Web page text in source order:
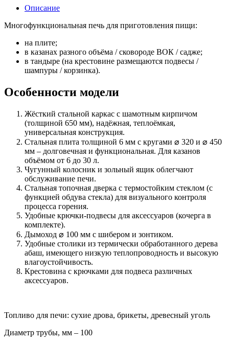
Описание
Многофункциональная печь для приготовления пищи:
на плите;
в казанах разного объёма / сковороде ВОК / садже;
в тандыре (на крестовине размещаются подвесы /
шампуры / корзинка).
Особенности модели
Жёсткий стальной каркас с шамотным кирпичом
(толщиной 650 мм), надёжная, теплоёмкая,
универсальная конструкция.
Стальная плита толщиной 6 мм с кругами ⌀ 320 и ⌀ 450
мм – долговечная и функциональная. Для казанов
объёмом от 6 до 30 л.
Чугунный колосник и зольный ящик облегчают
обслуживание печи.
Стальная топочная дверка с термостойким стеклом (с
функцией обдува стекла) для визуального контроля
процесса горения.
Удобные крючки-подвесы для аксессуаров (кочерга в
комплекте).
Дымоход ⌀ 100 мм с шибером и зонтиком.
Удобные столики из термически обработанного дерева
абаш, имеющего низкую теплопроводность и высокую
влагоустойчивость.
Крестовина с крючками для подвеса различных
аксессуаров.
Топливо для печи: сухие дрова, брикеты, древесный уголь
Диаметр трубы, мм – 100